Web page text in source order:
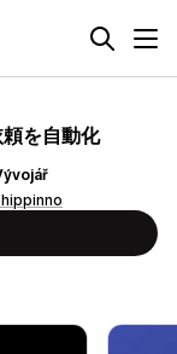
を自動化